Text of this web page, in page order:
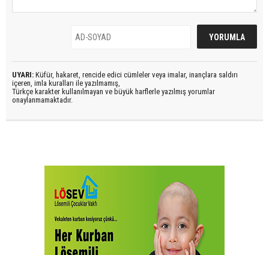
UYARI: Küfür, hakaret, rencide edici cümleler veya imalar, inançlara saldırı
içeren, imla kuralları ile yazılmamış,
Türkçe karakter kullanılmayan ve büyük harflerle yazılmış yorumlar
onaylanmamaktadır.